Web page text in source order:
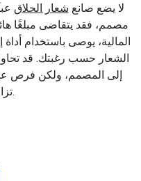
لا يضع صانع شعار الحلاق
مصمم، فقد يتقاضى مبلغًا
المالية، يوصى باستخدام
الشعار حسب رغبتك. قد
إلى المصمم، ولكن فرص
تزال مرتفعة.